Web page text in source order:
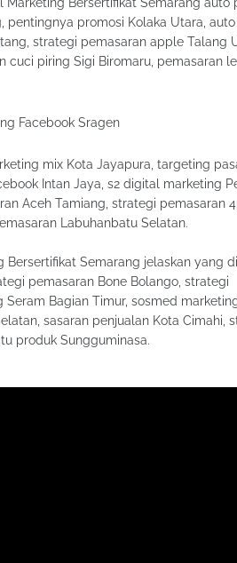
promosi Kolaka Utara,
strategi pemasaran apple Talang
cuci piring Sigi Biromaru, pemasaran
mix Kota Jayapura, targeting
Intan Jaya, s2 digital marketing
Aceh Tamiang, strategi pemasaran
Labuhanbatu Selatan.
Bersertifikat Semarang jelaskan yang
pemasaran Bone Bolango, strategi
Bagian Timur, sosmed
sasaran penjualan Kota Cimahi,
produk Sungguminasa.